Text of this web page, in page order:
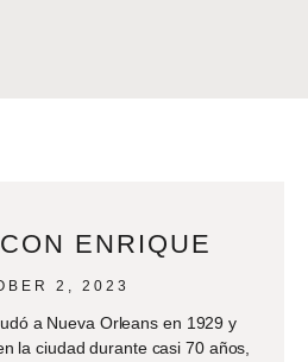
ENRIQUE
2, 2023
a Nueva Orleans en 1929 y
la ciudad durante casi 70 años,